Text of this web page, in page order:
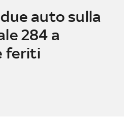
auto sulla
284 a
feriti